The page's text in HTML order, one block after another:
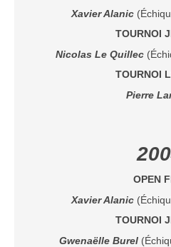
Xavier Alanic
TOURNOI
Nicolas Le Quillec
TOURNOI
Pierre
OPEN
Xavier Alanic
TOURNOI
Gwenaëlle Burel